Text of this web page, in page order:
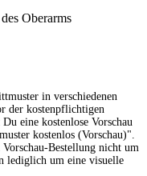
in verschiedenen
der kostenpflichtigen
eine kostenlose Vorschau
kostenlos (Vorschau)".
Vorschau-Bestellung nicht um
lediglich um eine visuelle